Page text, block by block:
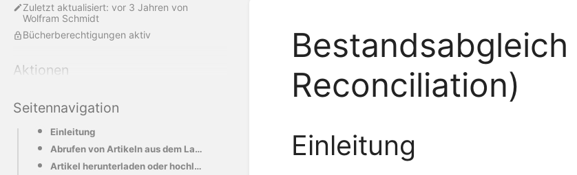
Zuletzt aktualisiert: vor 3 Jahren von
Wolfram Schmidt
Bücherberechtigungen aktiv
Aktionen
Seitennavigation
Einleitung
Abrufen von Artikeln aus dem Lager
Artikel herunterladen oder hochladen
Reconciliation)
Einleitung